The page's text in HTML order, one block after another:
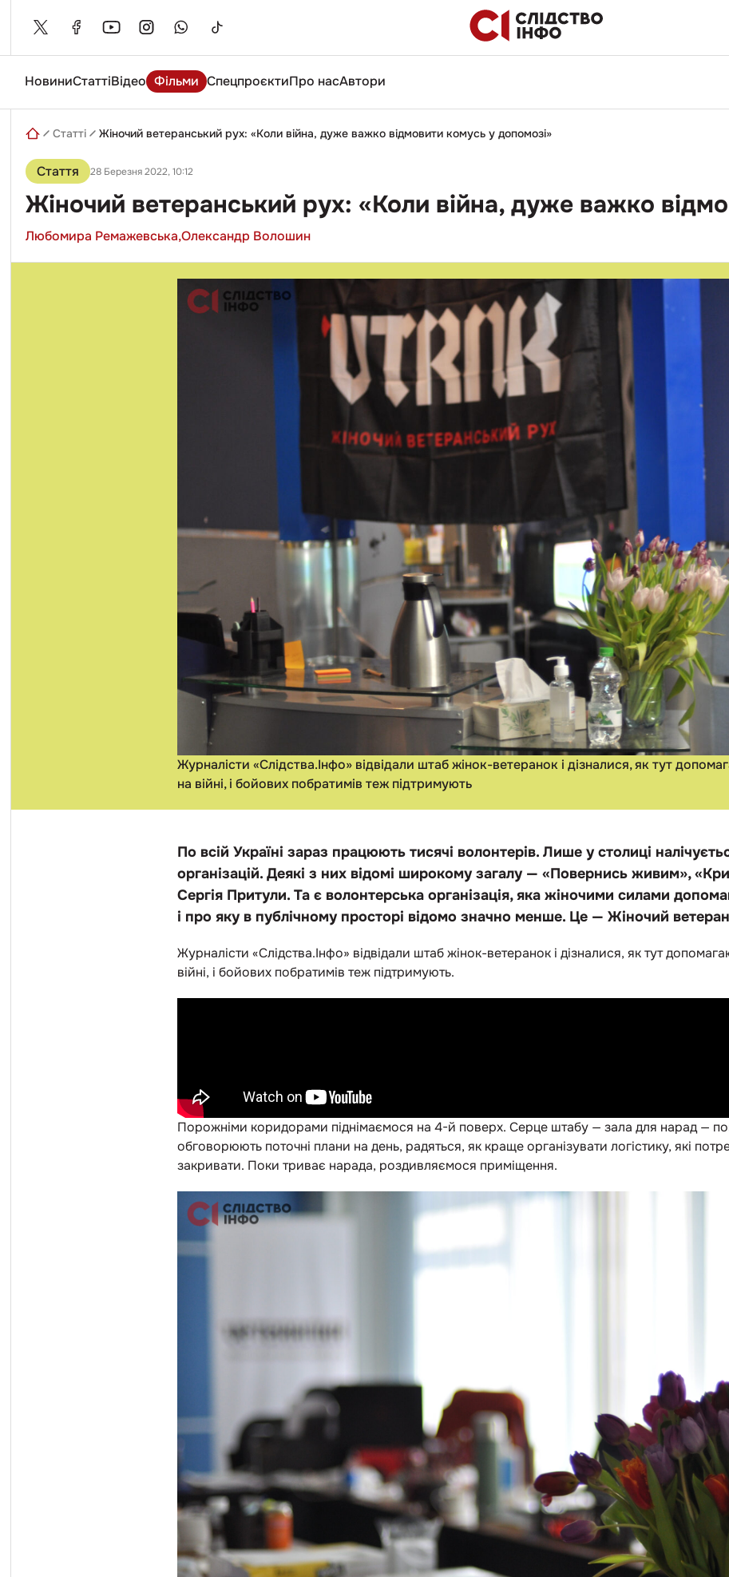
content
НовиниСтаттіВідео Фільми СпецпроєктиПро насАвтори
Введіть
Статті Жіночий ветеранський рух: «Коли війна, дуже важко відмовити комусь у допомозі»
Стаття 28 Березня 2022, 10:12
Жіночий ветеранський рух: «Коли війна, дуже важко
Любомира Ремажевська,Олександр Волошин
Журналісти «Слідства.Інфо» відвідали штаб жінок-ветеранок і дізналися, як тут
на війні, і бойових побратимів теж підтримують
По всій Україні зараз працюють тисячі волонтерів. Лише у столиці
організацій. Деякі з них відомі широкому загалу — «Повернись живим»,
Сергія Притули. Та є волонтерська організація, яка жіночими силами
і про яку в публічному просторі відомо значно менше. Це — Жіночий
Журналісти «Слідства.Інфо» відвідали штаб жінок-ветеранок і дізналися, як тут
війні, і бойових побратимів теж підтримують.
Порожніми коридорами піднімаємося на 4-й поверх. Серце штабу — зала для нарад —
обговорюють поточні плани на день, радяться, як краще організувати логістику, які
закривати. Поки триває нарада, роздивляємося приміщення.